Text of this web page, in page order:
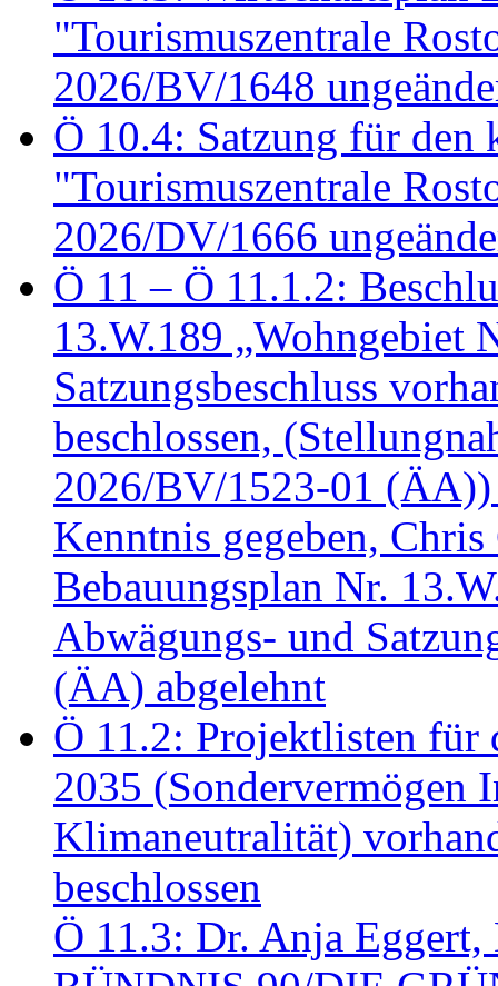
"Tourismuszentrale
2026/BV/1648
Ö 10.4: Satzung für den
"Tourismuszentrale
2026/DV/1666
Ö 11 – Ö 11.1.2:
13.W.189 „Wohngebiet
Satzungsbeschluss
beschlossen,
2026/BV/1523-01
Kenntnis gegeben,
Bebauungsplan Nr.
Abwägungs- und
(ÄA) abgelehnt
Ö 11.2: Projektlisten für
2035 (Sondervermögen
Klimaneutralität)
beschlossen
Ö 11.3: Dr. Anja